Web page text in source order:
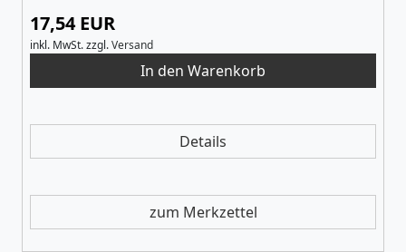
17,54 EUR
inkl. MwSt.zzgl.Versand
Details
zum Merkzettel